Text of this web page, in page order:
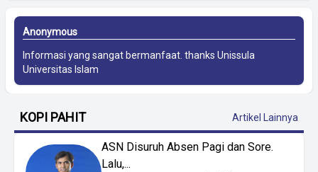
Anonymous
Informasi yang sangat bermanfaat. thanks Unissula
Universitas Islam
KOPI PAHIT Artikel Lainnya
ASN Disuruh Absen Pagi dan Sore.
Lalu,...